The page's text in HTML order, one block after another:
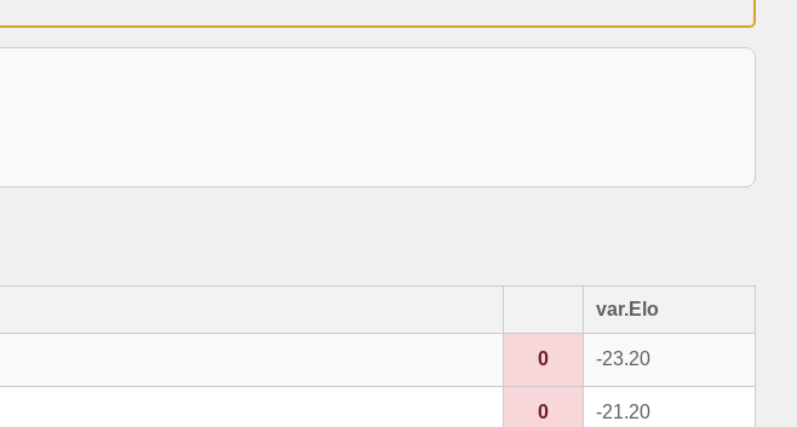
var.Elo
0 -23.20
0 -21.20